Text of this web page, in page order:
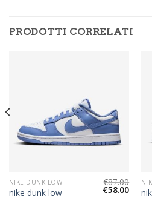
PRODOTTI CORRELATI
NIKE DUNK LOW
nike dunk low
€87.00
€58.00